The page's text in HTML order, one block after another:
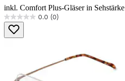
inkl. Comfort Plus-Gläser in Sehstärke
0.0 (0)
0.0
von
5